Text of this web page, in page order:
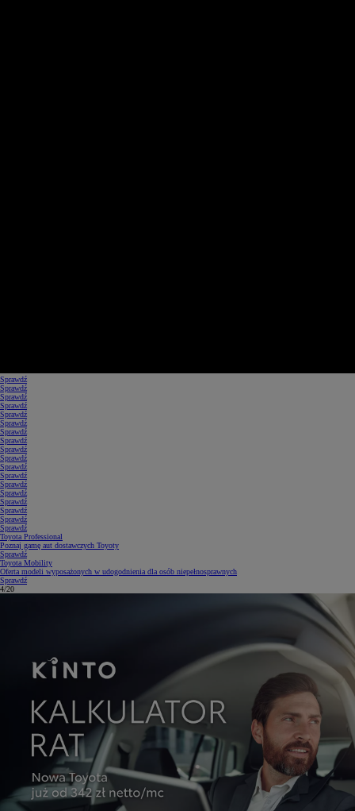
Sprawdź
Sprawdź
Sprawdź
Sprawdź
Sprawdź
Sprawdź
Sprawdź
Sprawdź
Sprawdź
Sprawdź
Sprawdź
Sprawdź
Sprawdź
Sprawdź
Sprawdź
Sprawdź
Sprawdź
Sprawdź
Toyota Professional
Poznaj gamę aut dostawczych Toyoty
Sprawdź
Toyota Mobility
Oferta modeli wyposażonych w udogodnienia dla osób niepełnosprawnych
Sprawdź
5/20